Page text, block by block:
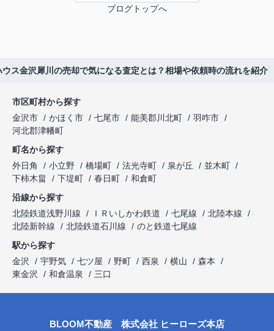
ブログトップへ
ウス金沢犀川の売却で気になる査定とは？相場や依頼時の流れを紹介
市区町村から探す
金沢市
かほく市 七尾市 能美郡川北町
羽咋市
河北郡津幡町
町名から探す
外日角
小立野 橋場町 法光寺町 泉が丘
並木町
下柿木畠
下堤町 春日町
和倉町
沿線から探す
北陸鉄道浅野川線
ＩＲいしかわ鉄道 七尾線
北陸本線
北陸新幹線
北陸鉄道石川線
のと鉄道七尾線
駅から探す
金沢
宇野気 七ツ屋 野町 西泉 横山
森本
東金沢
和倉温泉 三口
BLOOM不動産 株式会社 ヒーローズ本店